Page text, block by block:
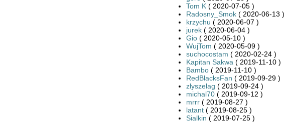
Tom K( 2020-07-05 )
Radosny_Smok( 2020-06-13 )
krzychu ( 2020-06-07 )
jurek( 2020-06-04 )
Gio( 2020-05-10 )
WujTom ( 2020-05-09 )
suchocostam ( 2020-02-24 )
Kapitan Sakwa ( 2019-11-10 )
Bambo( 2019-11-10 )
RedBlacksFan ( 2019-09-29 )
zlyszelag ( 2019-09-24 )
michal70( 2019-09-12 )
mrrr( 2019-08-27 )
latant( 2019-08-25 )
Sialkin ( 2019-07-25 )